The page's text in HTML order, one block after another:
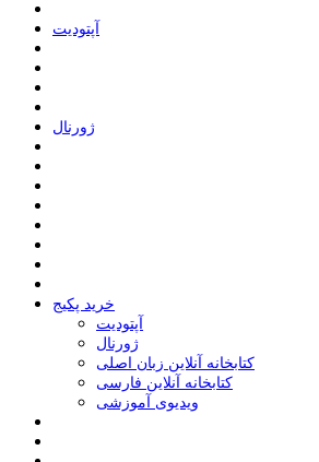
ﺁﭘﺘﻮﺩﯾﺖ
ﮊﻭﺭﻧﺎﻝ
خرید پکیج
ﺁﭘﺘﻮﺩﯾﺖ
ﮊﻭﺭﻧﺎﻝ
کتابخانه آنلاین زبان اصلی
کتابخانه آنلاین فارسی
ویدیوی آموزشی